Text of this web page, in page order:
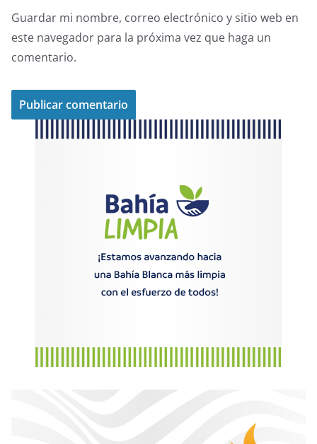
Guardar mi nombre, correo electrónico y sitio web en
este navegador para la próxima vez que haga un
comentario.